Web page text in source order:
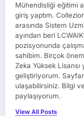
Mühendisliği eğitimi
giriş yaptım.
arasında Sistem
ayından beri
pozisyonunda
sahibim. Birçok
Zeka Yüksek
geliştiriyorum.
ulaşabilirsiniz. Bilgi
paylaşıyorum.
View All Posts